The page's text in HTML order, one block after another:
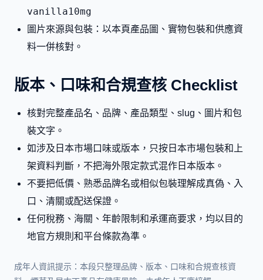
vanilla10mg
圖片來源與包裝：以本頁產品圖、實物包裝和供應資
料一併核對。
版本、口味和合規查核 Checklist
核對完整產品名、品牌、產品類型、slug、圖片和包
裝文字。
如涉及日本市場口味或版本，只按日本市場包裝和上
架資料判斷，不把海外限定款式混作日本版本。
不要把低價、熟悉品牌名或相似包裝理解成真偽、入
口、清關或配送保證。
任何稅務、海關、年齡限制和承運商要求，均以目的
地官方規則和平台條款為準。
成年人資訊提示：本段只整理品牌、版本、口味和合規查核資